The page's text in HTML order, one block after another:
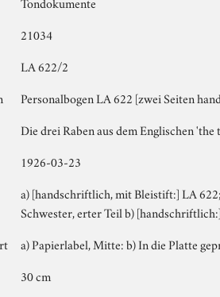
21034
LA 622/2
Personalbogen LA 622 [zwei Seiten
Die drei Raben aus dem Englischen
1926-03-23
a) [handschriftlich, mit Bleistift:] LA
Schwester, erter Teil b)
a) Papierlabel, Mitte: b) In die Platte
30 cm